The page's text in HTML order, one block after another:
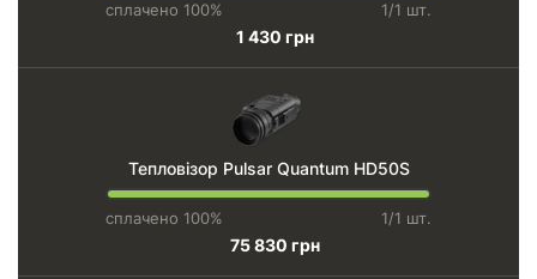
сплачено 100% 1/1 шт.
1 430 грн
Тепловізор Pulsar Quantum HD50S
сплачено 100% 1/1 шт.
75 830 грн